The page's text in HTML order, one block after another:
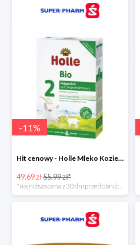
-11%
Hit cenowy - Holle Mleko Kozie 2 Bio
49.69 zł55.99 zł*